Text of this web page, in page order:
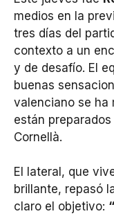
medios en la
tres días del
contexto a un
y de desafío. El
buenas
valenciano se ha
están
Cornellà.
El lateral, que
brillante, repasó
claro el objetivo: